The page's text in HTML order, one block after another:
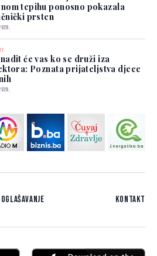
tepihu ponosno pokazala
prsten
će vas ko se druži iza
Poznata prijateljstva djece
Oglašavanje Kontakt